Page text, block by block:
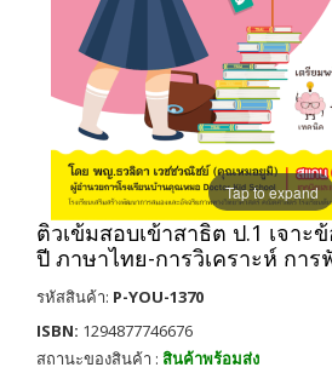
Tap to expand
ติวเข้มสอบเข้าสาธิต ป.1 เจาะ
ปี ภาษาไทย-การวิเคราะห์ การ
รหัสสินค้า: P-YOU-1370
ISBN: 1294877746676
สถานะของสินค้า : สินค้าพร้อมส่ง